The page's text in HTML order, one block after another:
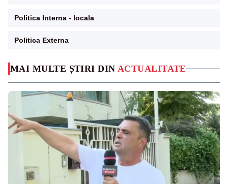
MAI MULTE ȘTIRI DIN ACTUALITATE
Politica Interna - locala
Politica Externa